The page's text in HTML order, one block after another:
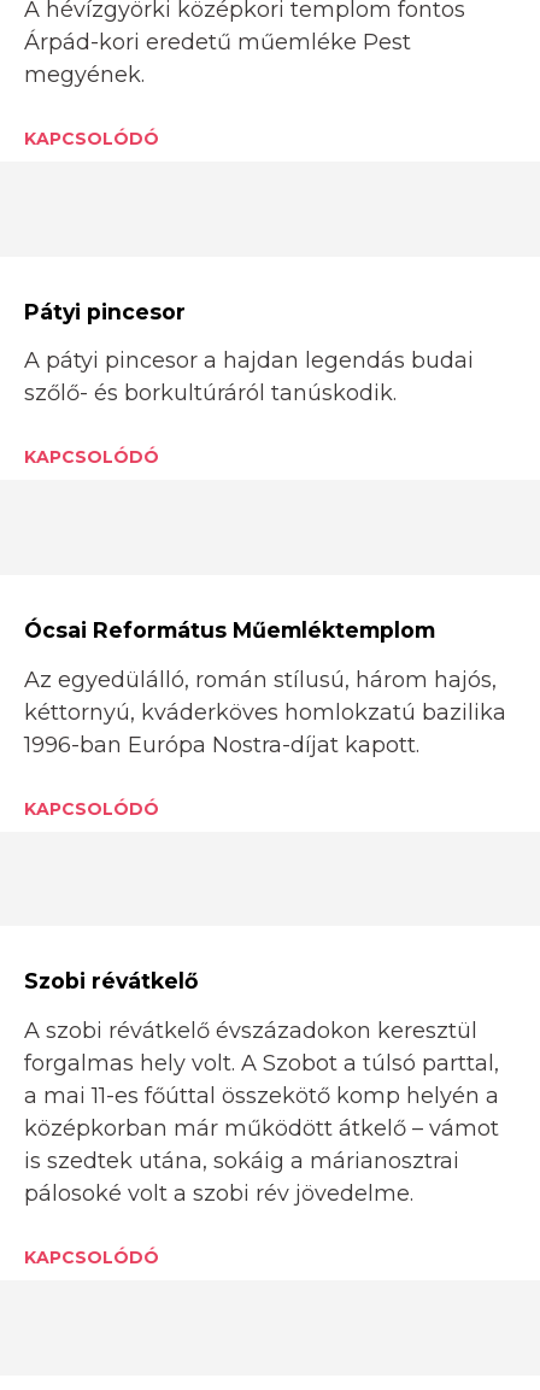
A hévízgyörki középkori templom fontos
Árpád-kori eredetű műemléke Pest
megyének.
KAPCSOLÓDÓ
Pátyi pincesor
A pátyi pincesor a hajdan legendás budai
szőlő- és borkultúráról tanúskodik.
KAPCSOLÓDÓ
Ócsai Református Műemléktemplom
Az egyedülálló, román stílusú, három hajós,
kéttornyú, kváderköves homlokzatú bazilika
1996-ban Európa Nostra-díjat kapott.
KAPCSOLÓDÓ
Szobi révátkelő
A szobi révátkelő évszázadokon keresztül
forgalmas hely volt. A Szobot a túlsó parttal,
a mai 11-es főúttal összekötő komp helyén a
középkorban már működött átkelő – vámot
is szedtek utána, sokáig a márianosztrai
pálosoké volt a szobi rév jövedelme.
KAPCSOLÓDÓ